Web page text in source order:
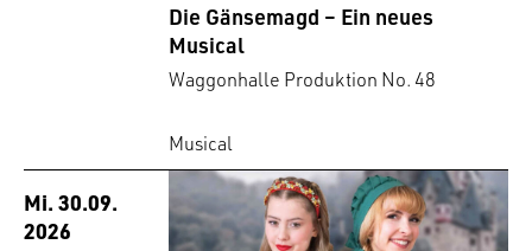
Die Gänsemagd – Ein neues
Musical
Waggonhalle Produktion No. 48
Musical
Mi. 30.09.
2026